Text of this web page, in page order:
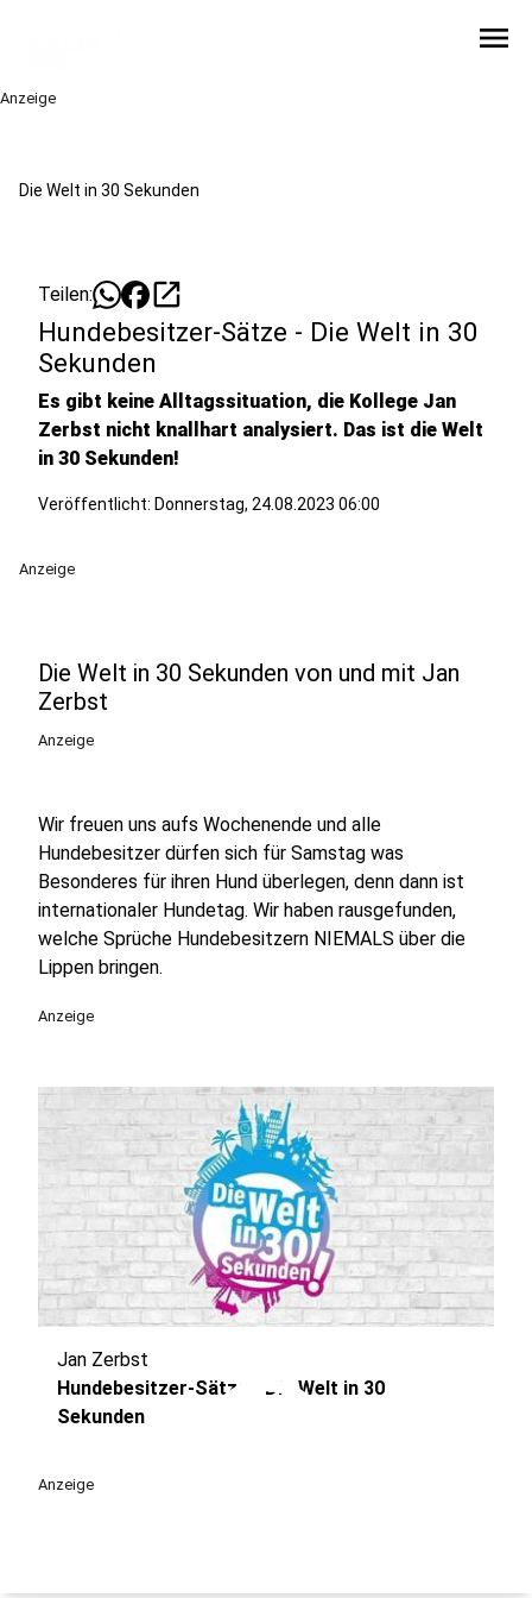
menu
Anzeige
Die Welt in 30 Sekunden
Teilen: open_in_new
Hundebesitzer-Sätze - Die Welt in 30
Sekunden
Es gibt keine Alltagssituation, die Kollege Jan
Zerbst nicht knallhart analysiert. Das ist die Welt
in 30 Sekunden!
Veröffentlicht: Donnerstag, 24.08.2023 06:00
Anzeige
Die Welt in 30 Sekunden von und mit Jan
Zerbst
Anzeige
Wir freuen uns aufs Wochenende und alle
Hundebesitzer dürfen sich für Samstag was
Besonderes für ihren Hund überlegen, denn dann ist
internationaler Hundetag. Wir haben rausgefunden,
welche Sprüche Hundebesitzern NIEMALS über die
Lippen bringen.
Anzeige
play_circle
Jan Zerbst
Hundebesitzer-Sätze - Die Welt in 30
Sekunden
Anzeige